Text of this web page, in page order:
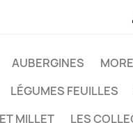
AUBERGINES
LÉGUMES FEUILLES
MILLET LES